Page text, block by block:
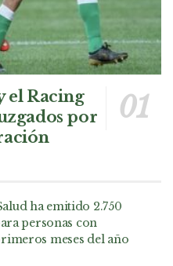
el Racing
por
ha emitido 2.750
personas con
meses del año